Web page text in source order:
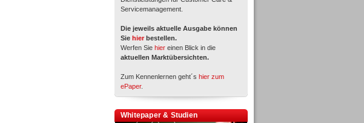
Servicemanagement.
Die jeweils aktuelle Ausgabe können
Sie hier bestellen.
Werfen Sie hier einen Blick in die
aktuellen Marktübersichten.
Zum Kennenlernen geht´s hier zum
ePaper.
Whitepaper & Studien